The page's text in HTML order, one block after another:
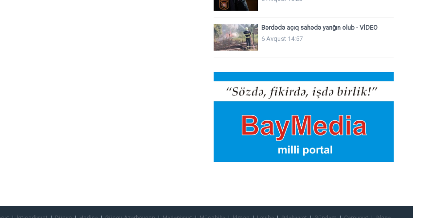
Bərdədə açıq sahədə yanğın olub - VİDEO
6 Avqust 14:57